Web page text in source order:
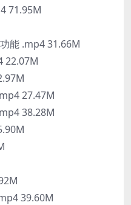
71.95M
能 .mp4 31.66M
22.07M
27.47M
38.28M
39.60M